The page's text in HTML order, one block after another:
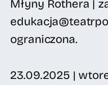
Młyny Rothera |
ograniczona.
23.09.2025 |